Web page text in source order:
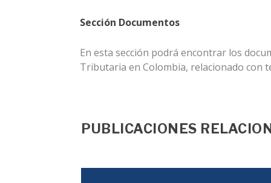
Sección Documentos
En esta sección podrá encontrar los
Tributaria en Colombia, relacionado con
PUBLICACIONES